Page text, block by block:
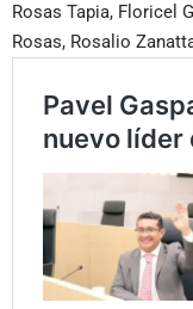
Rosas Tapia, Floricel
Rosas, Rosalio